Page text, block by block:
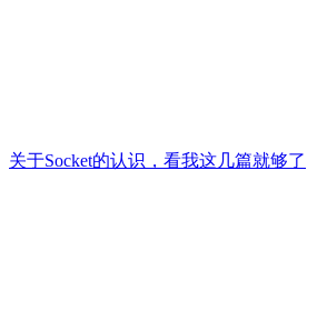
关于Socket的认识，看我这几篇就够了